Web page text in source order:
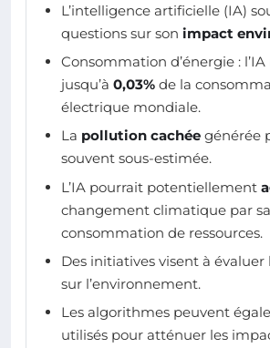
L’intelligence artificielle (IA)
questions sur son impact
Consommation d’énergie :
jusqu’à 0,03% de la
électrique mondiale.
La pollution cachée générée
souvent sous-estimée.
L’IA pourrait potentiellement
changement climatique par sa
consommation de ressources.
Des initiatives visent à évaluer
sur l’environnement.
Les algorithmes peuvent
utilisés pour atténuer les